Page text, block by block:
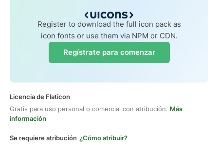
Register to download the full icon pack as
icon fonts or use them via NPM or CDN.
Regístrate para comenzar
Licencia de Flaticon
Gratis para uso personal o comercial con atribución. Más
información
Se requiere atribución ¿Cómo atribuir?